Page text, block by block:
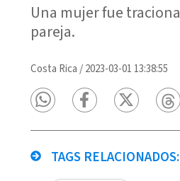
Una mujer fue
pareja.
Costa Rica /2023-03-01 13:38:55
TAGS RELACIONADOS: